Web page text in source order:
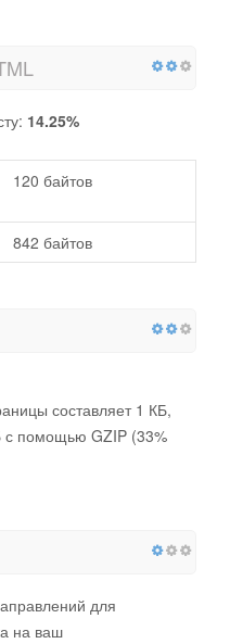
14.25%
120 байтов
842 байтов
составляет 1 КБ,
с помощью GZIP (33%
для
на ваш